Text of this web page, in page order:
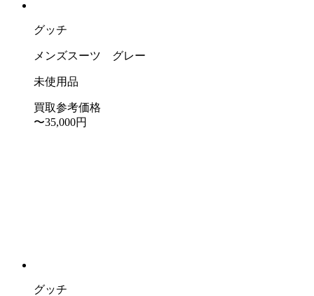
グッチ
メンズスーツ グレー
未使用品
買取参考価格
〜35,000円
グッチ